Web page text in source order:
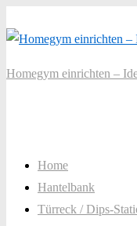
Zum
Homegym einrichten –
Navigation
Home
Hantelbank
Türreck / Dips-